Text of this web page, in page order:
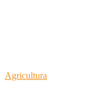
Agricultura